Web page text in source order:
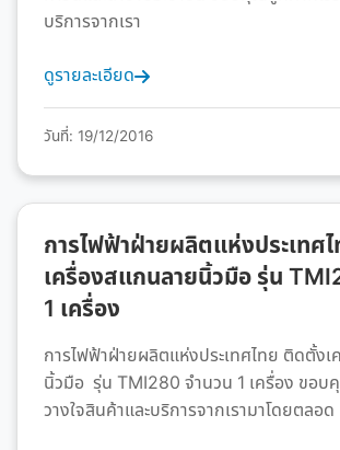
บริการจากเรา
ดูรายละเอียด
วันที่: 19/12/2016
การไฟฟ้าฝ่ายผลิตแห่งประเทศ
เครื่องสแกนลายนิ้วมือ รุ่น
1 เครื่อง
การไฟฟ้าฝ่ายผลิตแห่งประเทศไทย ติดตั้ง
นิ้วมือ รุ่น TMI280 จำนวน 1 เครื่อง ขอบ
วางใจสินค้าและบริการจากเรามาโดยตลอด